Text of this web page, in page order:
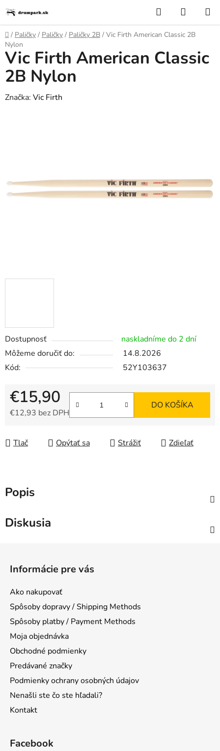
na
obsah
Hľadať
KOŠÍK
Domov
/ Paličky / Paličky / Paličky 2B / Vic Firth American Classic 2B
Nylon
Dostupnosť
naskladníme do 2 dní
Môžeme doručiť do:
14.8.2026
Kód:
52Y103637
€15,90
€12,93 bez DPH
DO KOŠÍKA
Tlač Opýtať sa Strážiť Zdieľať
Vic Firth American Classic
2B Nylon
Značka: Vic Firth
Popis
Diskusia
Informácie pre vás
Ako nakupovať
Spôsoby dopravy / Shipping Methods
Spôsoby platby / Payment Methods
Moja objednávka
Obchodné podmienky
Predávané značky
Podmienky ochrany osobných údajov
Nenašli ste čo ste hľadali?
Kontakt
Facebook